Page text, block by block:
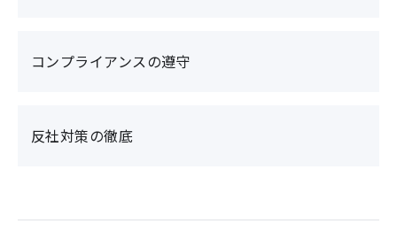
コンプライアンスの遵守
反社対策の徹底